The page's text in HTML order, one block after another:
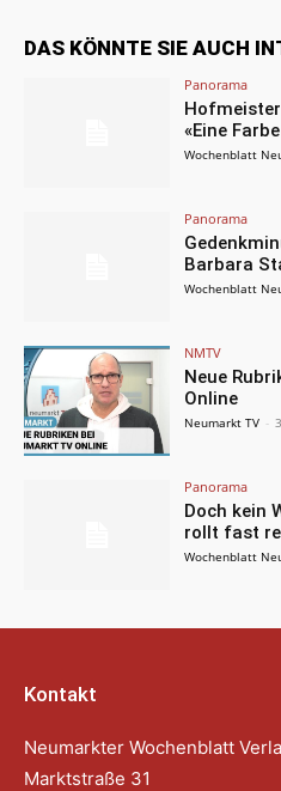
DAS KÖNNTE SIE AUCH
Panorama
«Eine
Wochenblatt
Panorama
Barbara
Wochenblatt
NMTV
Neue
Online
Neumarkt TV -
Panorama
Doch kein
rollt fast
Wochenblatt
Kontakt
Neumarkter Wochenblatt
Marktstraße 31